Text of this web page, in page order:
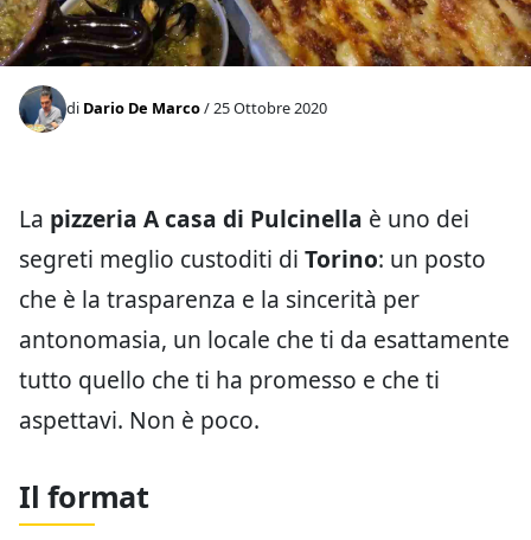
di Dario De Marco/ 25 Ottobre 2020
La pizzeria A casa di Pulcinella è uno dei
segreti meglio custoditi di Torino: un posto
che è la trasparenza e la sincerità per
antonomasia, un locale che ti da esattamente
tutto quello che ti ha promesso e che ti
aspettavi. Non è poco.
Il format